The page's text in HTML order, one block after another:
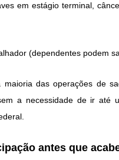
em estágio terminal,
(dependentes podem
maioria das operações de
a necessidade de ir até
antes que